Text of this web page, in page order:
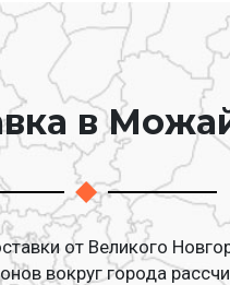
в
от Великого
вокруг города